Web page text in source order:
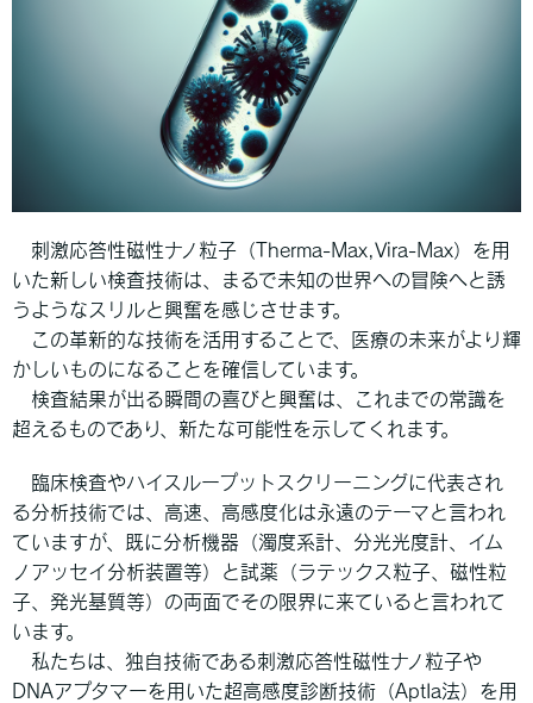
刺激応答性磁性ナノ粒子（Therma-Max,Vira-Max）を用
いた新しい検査技術は、まるで未知の世界への冒険へと誘
うようなスリルと興奮を感じさせます。
この革新的な技術を活用することで、医療の未来がより輝
かしいものになることを確信しています。
検査結果が出る瞬間の喜びと興奮は、これまでの常識を
超えるものであり、新たな可能性を示してくれます。
臨床検査やハイスループットスクリーニングに代表され
る分析技術では、高速、高感度化は永遠のテーマと言われ
ていますが、既に分析機器（濁度系計、分光光度計、イム
ノアッセイ分析装置等）と試薬（ラテックス粒子、磁性粒
子、発光基質等）の両面でその限界に来ていると言われて
います。
私たちは、独自技術である刺激応答性磁性ナノ粒子や
DNAアプタマーを用いた超高感度診断技術（AptIa法）を用